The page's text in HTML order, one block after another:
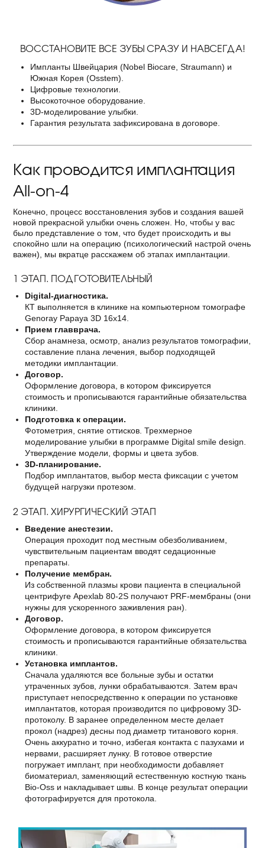
ВОССТАНОВИТЕ ВСЕ ЗУБЫ СРАЗУ И НАВСЕГДА!
Импланты Швейцария (Nobel Biocare, Straumann) и
Южная Корея (Osstem).
Цифровые технологии.
Высокоточное оборудование.
3D-моделирование улыбки.
Гарантия результата зафиксирована в договоре.
Как проводится имплантация
All-on-4
Конечно, процесс восстановления зубов и создания вашей
новой прекрасной улыбки очень сложен. Но, чтобы у вас
было представление о том, что будет происходить и вы
спокойно шли на операцию (психологический настрой очень
важен), мы вкратце расскажем об этапах имплантации.
1 ЭТАП. ПОДГОТОВИТЕЛЬНЫЙ
Digital-диагностика.
КТ выполняется в клинике на компьютерном томографе
Genoray Papaya 3D 16x14.
Прием главврача.
Сбор анамнеза, осмотр, анализ результатов томографии,
составление плана лечения, выбор подходящей
методики имплантации.
Договор.
Оформление договора, в котором фиксируется
стоимость и прописываются гарантийные обязательства
клиники.
Подготовка к операции.
Фотометрия, снятие оттисков. Трехмерное
моделирование улыбки в программе Digital smile design.
Утверждение модели, формы и цвета зубов.
3D-планирование.
Подбор имплантатов, выбор места фиксации с учетом
будущей нагрузки протезом.
2 ЭТАП. ХИРУРГИЧЕСКИЙ ЭТАП
Введение анестезии.
Операция проходит под местным обезболиванием,
чувствительным пациентам вводят седационные
препараты.
Получение мембран.
Из собственной плазмы крови пациента в специальной
центрифуге Apexlab 80-2S получают PRF-мембраны (они
нужны для ускоренного заживления ран).
Договор.
Оформление договора, в котором фиксируется
стоимость и прописываются гарантийные обязательства
клиники.
Установка имплантов.
Сначала удаляются все больные зубы и остатки
утраченных зубов, лунки обрабатываются. Затем врач
приступает непосредственно к операции по установке
имплантатов, которая производится по цифровому 3D-
протоколу. В заранее определенном месте делает
прокол (надрез) десны под диаметр титанового корня.
Очень аккуратно и точно, избегая контакта с пазухами и
нервами, расширяет лунку. В готовое отверстие
погружает имплант, при необходимости добавляет
биоматериал, заменяющий естественную костную ткань
Bio-Oss и накладывает швы. В конце результат операции
фотографируется для протокола.